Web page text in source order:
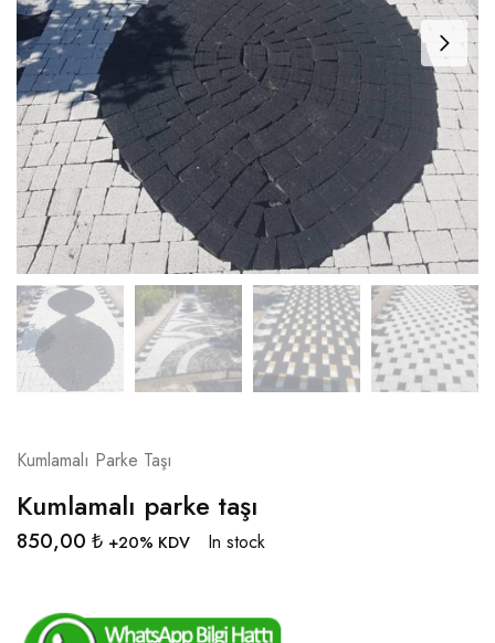
Kumlamalı Parke Taşı
Kumlamalı parke taşı
850,00 ₺ +20% KDV In stock